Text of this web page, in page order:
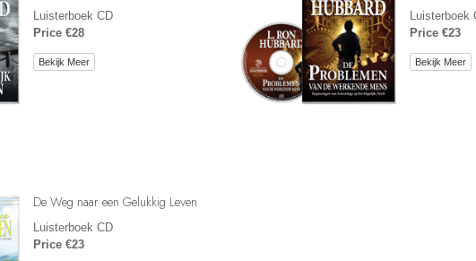
Luisterboek CD
Price €28
Bekijk Meer
Luisterboek
Price €23
Bekijk Meer
De Weg naar een Gelukkig Leven
Luisterboek CD
Price €23